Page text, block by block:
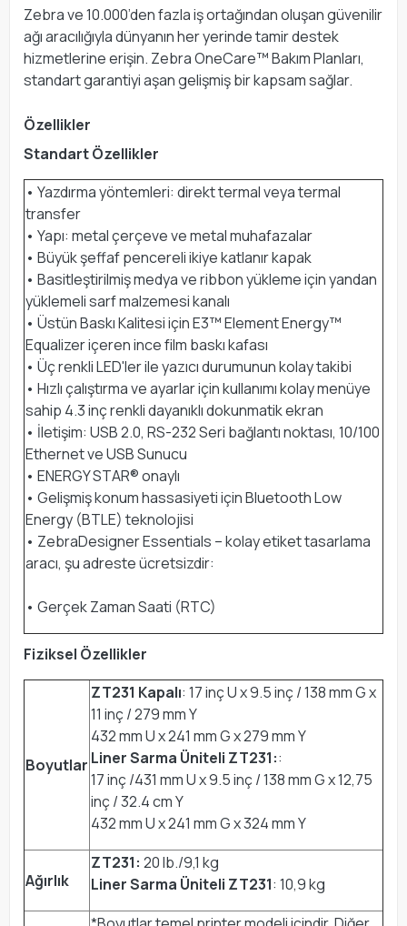
Zebra ve 10.000’den fazla iş ortağından oluşan güvenilir
ağı aracılığıyla dünyanın her yerinde tamir destek
hizmetlerine erişin. Zebra OneCare™ Bakım Planları,
standart garantiyi aşan gelişmiş bir kapsam sağlar.
Özellikler
Standart Özellikler
• Yazdırma yöntemleri: direkt termal veya termal
transfer
• Yapı: metal çerçeve ve metal muhafazalar
• Büyük şeffaf pencereli ikiye katlanır kapak
• Basitleştirilmiş medya ve ribbon yükleme için yandan
yüklemeli sarf malzemesi kanalı
• Üstün Baskı Kalitesi için E3™ Element Energy™
Equalizer içeren ince film baskı kafası
• Üç renkli LED'ler ile yazıcı durumunun kolay takibi
• Hızlı çalıştırma ve ayarlar için kullanımı kolay menüye
sahip 4.3 inç renkli dayanıklı dokunmatik ekran
• İletişim: USB 2.0, RS-232 Seri bağlantı noktası, 10/100
Ethernet ve USB Sunucu
• ENERGY STAR® onaylı
• Gelişmiş konum hassasiyeti için Bluetooth Low
Energy (BTLE) teknolojisi
• ZebraDesigner Essentials – kolay etiket tasarlama
aracı, şu adreste ücretsizdir:
• Gerçek Zaman Saati (RTC)
Fiziksel Özellikler
Boyutlar
ZT231 Kapalı: 17 inç U x 9.5 inç / 138 mm G x
11 inç / 279 mm Y
432 mm U x 241 mm G x 279 mm Y
Liner Sarma Üniteli ZT231::
17 inç /431 mm U x 9.5 inç / 138 mm G x 12,75
inç / 32.4 cm Y
432 mm U x 241 mm G x 324 mm Y
Ağırlık
ZT231: 20 lb./9,1 kg
Liner Sarma Üniteli ZT231: 10,9 kg